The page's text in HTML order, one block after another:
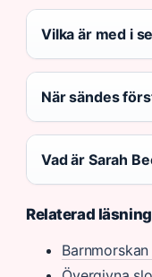
Vilka är med i
När sändes
Vad är Sarah
Relaterad läsning